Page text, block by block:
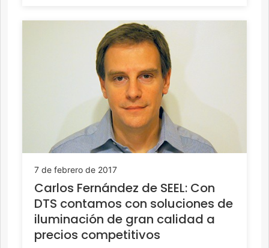
7 de febrero de 2017
Carlos Fernández de SEEL: Con
DTS contamos con soluciones de
iluminación de gran calidad a
precios competitivos